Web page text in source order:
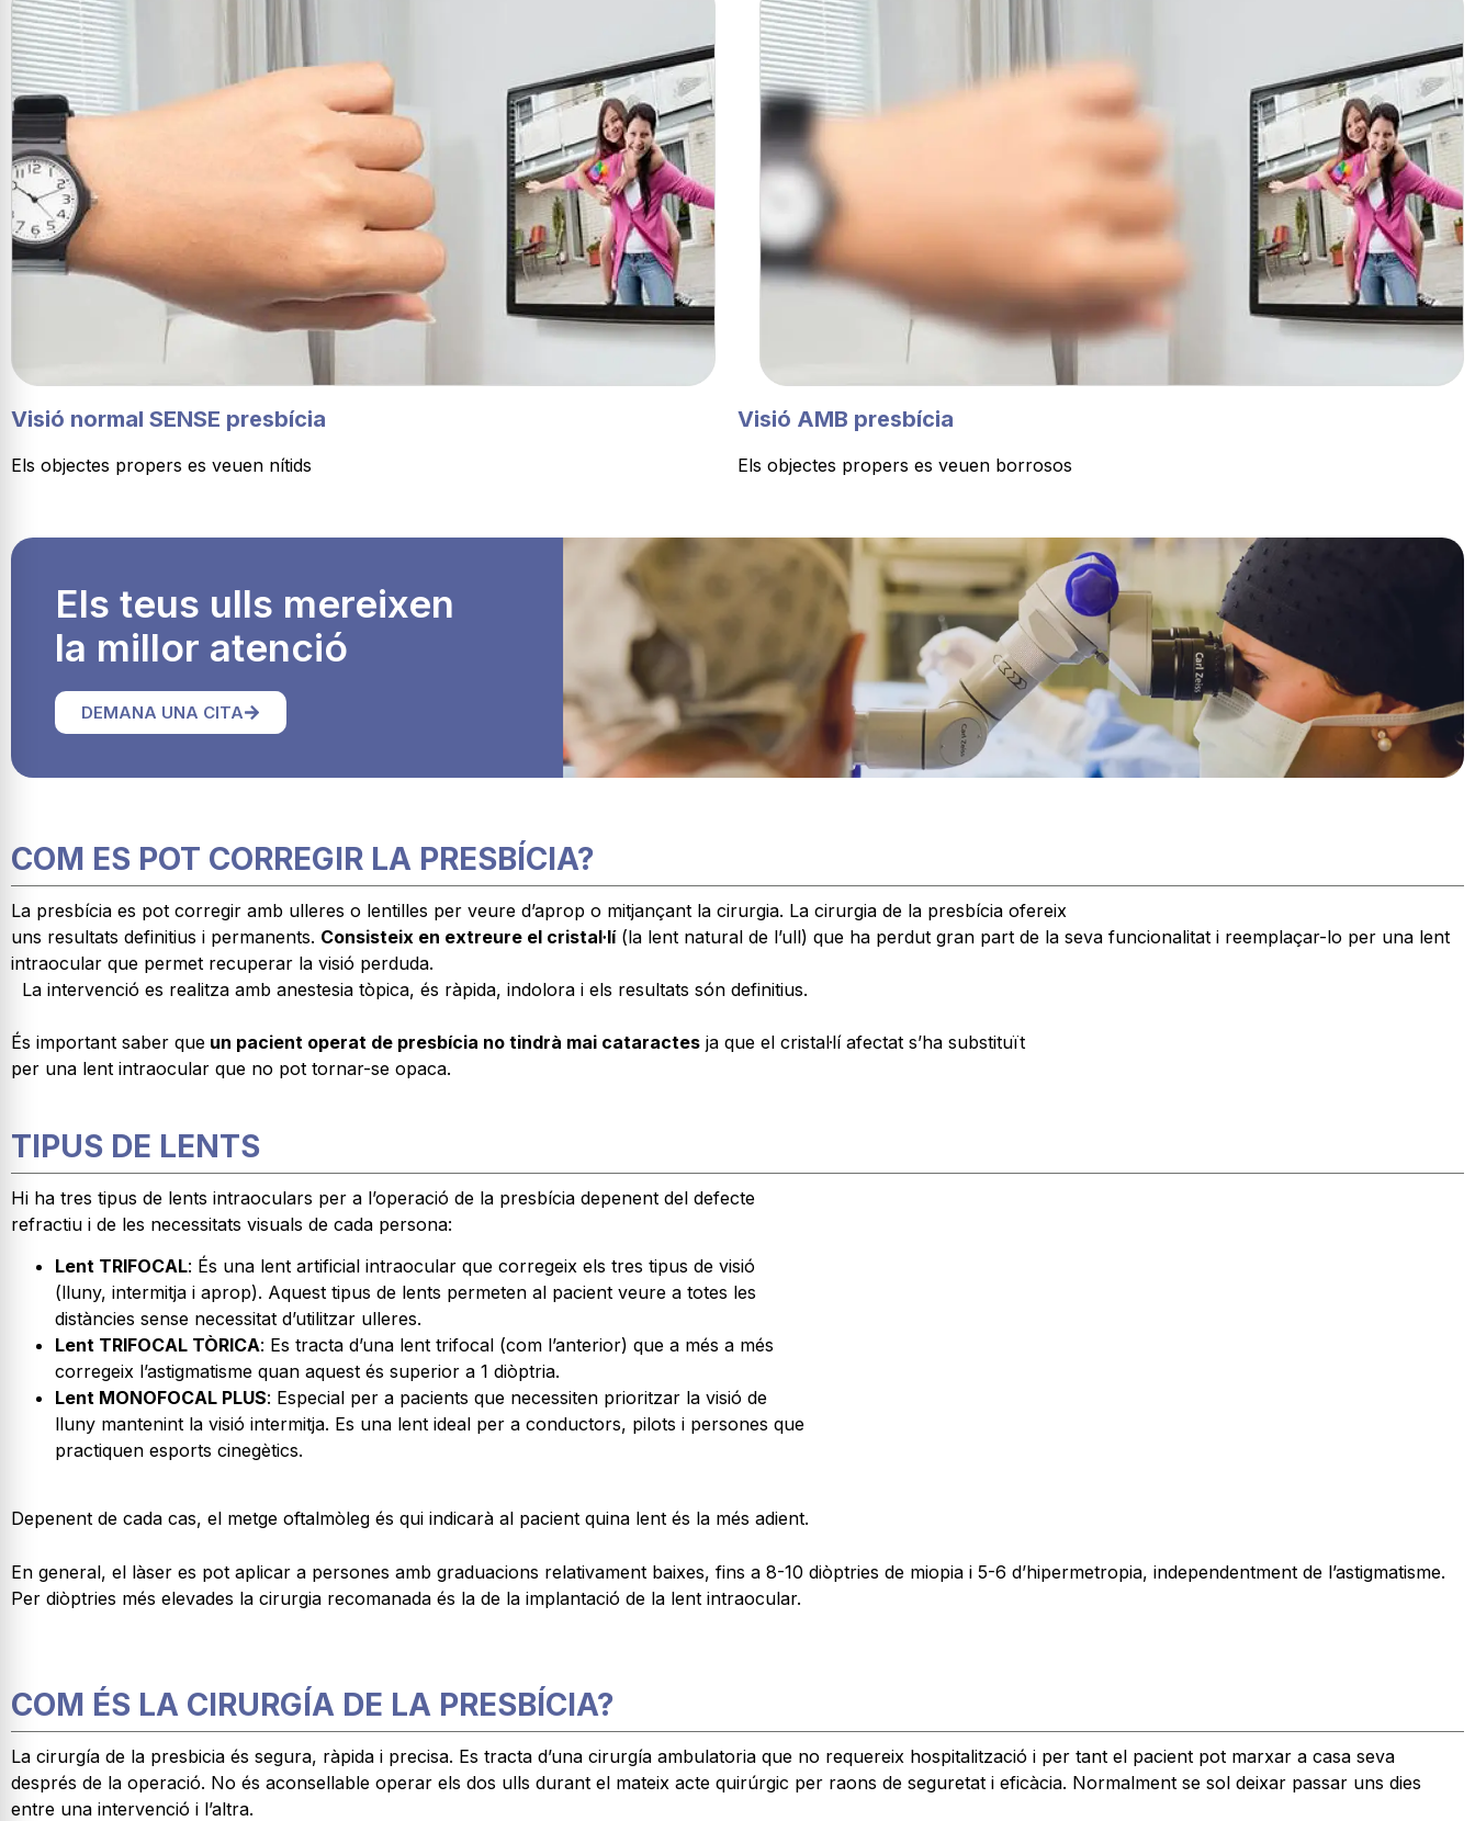
Visió normal SENSE presbícia
Els objectes propers es veuen nítids
Visió AMB presbícia
Els objectes propers es veuen borrosos
Els teus ulls mereixen
la millor atenció
DEMANA UNA CITA
COM ES POT CORREGIR LA PRESBÍCIA?
La presbícia es pot corregir amb ulleres o lentilles per veure d’aprop o mitjançant la cirurgia. La cirurgia de la presbícia ofereix
uns resultats definitius i permanents. Consisteix en extreure el cristal·lí(la lent natural de l’ull) que ha perdut gran part de la seva funcionalitat i reemplaçar-lo per una lent
intraocular que permet recuperar la visió perduda.
La intervenció es realitza amb anestesia tòpica, és ràpida, indolora i els resultats són definitius.
És important saber que un pacient operat de presbícia no tindrà mai cataractes ja que el cristal·lí afectat s’ha substituït
per una lent intraocular que no pot tornar-se opaca.
TIPUS DE LENTS
Hi ha tres tipus de lents intraoculars per a l’operació de la presbícia depenent del defecte
refractiu i de les necessitats visuals de cada persona:
Lent TRIFOCAL: És una lent artificial intraocular que corregeix els tres tipus de visió
(lluny, intermitja i aprop). Aquest tipus de lents permeten al pacient veure a totes les
distàncies sense necessitat d’utilitzar ulleres.
Lent TRIFOCAL TÒRICA: Es tracta d’una lent trifocal (com l’anterior) que a més a més
corregeix l’astigmatisme quan aquest és superior a 1 diòptria.
Lent MONOFOCAL PLUS: Especial per a pacients que necessiten prioritzar la visió de
lluny mantenint la visió intermitja. Es una lent ideal per a conductors, pilots i persones que
practiquen esports cinegètics.
Depenent de cada cas, el metge oftalmòleg és qui indicarà al pacient quina lent és la més adient.
En general, el làser es pot aplicar a persones amb graduacions relativament baixes, fins a 8-10 diòptries de miopia i 5-6 d’hipermetropia, independentment de l’astigmatisme.
Per diòptries més elevades la cirurgia recomanada és la de la implantació de la lent intraocular.
COM ÉS LA CIRURGÍA DE LA PRESBÍCIA?
La cirurgía de la presbicia és segura, ràpida i precisa. Es tracta d’una cirurgía ambulatoria que no requereix hospitalització i per tant el pacient pot marxar a casa seva
després de la operació. No és aconsellable operar els dos ulls durant el mateix acte quirúrgic per raons de seguretat i eficàcia. Normalment se sol deixar passar uns dies
entre una intervenció i l’altra.